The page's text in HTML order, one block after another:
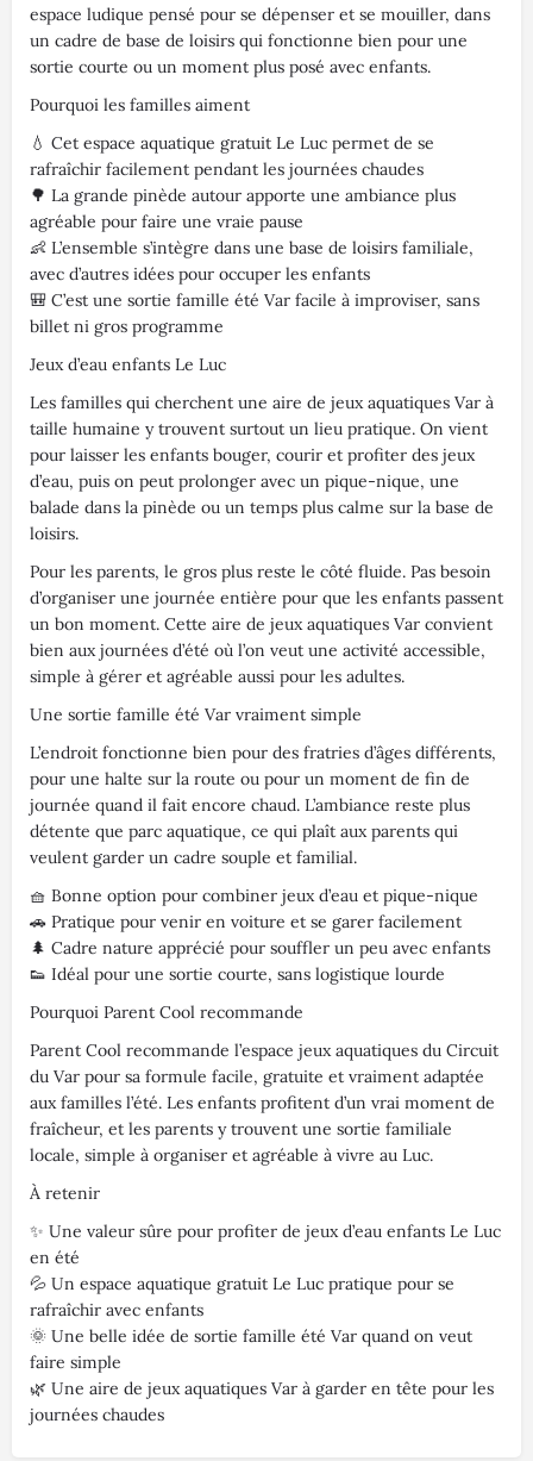
espace ludique pensé pour se dépenser et se mouiller, dans
un cadre de base de loisirs qui fonctionne bien pour une
sortie courte ou un moment plus posé avec enfants.
Pourquoi les familles aiment
💧 Cet espace aquatique gratuit Le Luc permet de se
rafraîchir facilement pendant les journées chaudes
🌳 La grande pinède autour apporte une ambiance plus
agréable pour faire une vraie pause
👶 L’ensemble s’intègre dans une base de loisirs familiale,
avec d’autres idées pour occuper les enfants
🎒 C’est une sortie famille été Var facile à improviser, sans
billet ni gros programme
Jeux d’eau enfants Le Luc
Les familles qui cherchent une aire de jeux aquatiques Var à
taille humaine y trouvent surtout un lieu pratique. On vient
pour laisser les enfants bouger, courir et profiter des jeux
d’eau, puis on peut prolonger avec un pique-nique, une
balade dans la pinède ou un temps plus calme sur la base de
loisirs.
Pour les parents, le gros plus reste le côté fluide. Pas besoin
d’organiser une journée entière pour que les enfants passent
un bon moment. Cette aire de jeux aquatiques Var convient
bien aux journées d’été où l’on veut une activité accessible,
simple à gérer et agréable aussi pour les adultes.
Une sortie famille été Var vraiment simple
L’endroit fonctionne bien pour des fratries d’âges différents,
pour une halte sur la route ou pour un moment de fin de
journée quand il fait encore chaud. L’ambiance reste plus
détente que parc aquatique, ce qui plaît aux parents qui
veulent garder un cadre souple et familial.
🧺 Bonne option pour combiner jeux d’eau et pique-nique
🚗 Pratique pour venir en voiture et se garer facilement
🌲 Cadre nature apprécié pour souffler un peu avec enfants
👟 Idéal pour une sortie courte, sans logistique lourde
Pourquoi Parent Cool recommande
Parent Cool recommande l’espace jeux aquatiques du Circuit
du Var pour sa formule facile, gratuite et vraiment adaptée
aux familles l’été. Les enfants profitent d’un vrai moment de
fraîcheur, et les parents y trouvent une sortie familiale
locale, simple à organiser et agréable à vivre au Luc.
À retenir
✨ Une valeur sûre pour profiter de jeux d’eau enfants Le Luc
en été
💦 Un espace aquatique gratuit Le Luc pratique pour se
rafraîchir avec enfants
🌞 Une belle idée de sortie famille été Var quand on veut
faire simple
🌿 Une aire de jeux aquatiques Var à garder en tête pour les
journées chaudes